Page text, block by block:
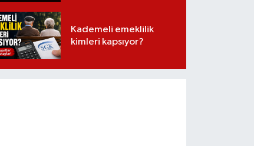
Kademeli emeklilik
kimleri kapsıyor?